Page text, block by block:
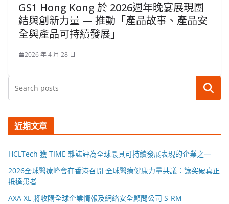
GS1 Hong Kong 於 2026週年晚宴展現團
結與創新力量 — 推動「產品故事、產品安
全與產品可持續發展」
2026 年 4 月 28 日
搜尋
近期文章
HCLTech 獲 TIME 雜誌評為全球最具可持續發展表現的企業之一
2026全球醫療峰會在香港召開 全球醫療健康力量共議：讓突破真正
抵達患者
AXA XL 將收購全球企業情報及網絡安全顧問公司 S-RM